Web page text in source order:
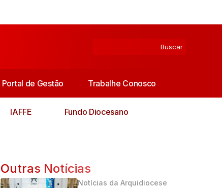
Portal de Gestão Trabalhe Conosco
IAFFE Fundo Diocesano
Outras Notícias
Notícias da Arquidiocese